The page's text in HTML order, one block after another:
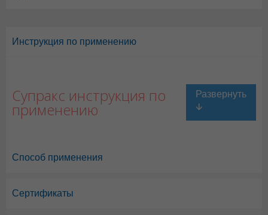
Инструкция по применению
Супракс инструкция по
применению
Способ применения
Сертификаты